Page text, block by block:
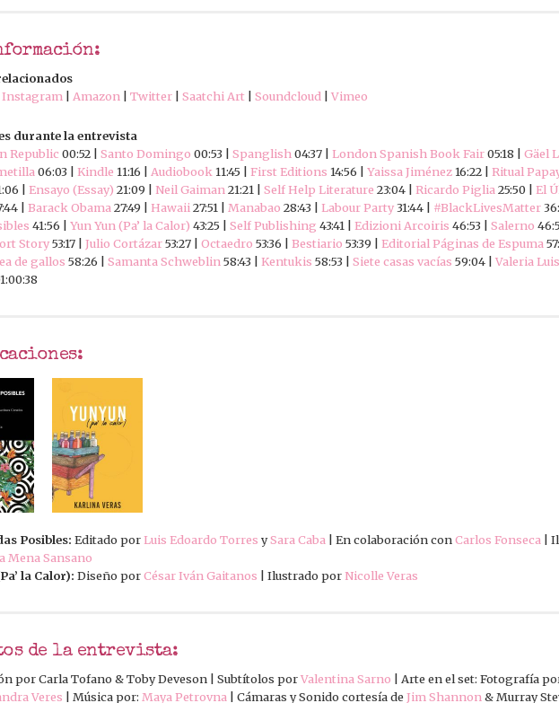
Instagram Amazon Twitter Saatchi Art Soundcloud Vimeo
durante la entrevista
Republic 00:52 | Santo Domingo 00:53 | Spanglish04:37 | London Spanish Book Fair05:18 | Gäel
06:03 | Kindle 11:16 | Audiobook 11:45 | First Editions 14:56 | Yaissa Jiménez 16:22 | Ritual
| Ensayo (Essay) 21:09 | Neil Gaiman21:21 | Self Help Literature 23:04 | Ricardo Piglia25:50 | El
| Barack Obama27:49 | Hawaii27:51 | Manabao 28:43 | Labour Party31:44 | #BlackLivesMatter
41:56 | Yun Yun (Pa’ la Calor) 43:25 | Self Publishing 43:41 | Edizioni Arcoiris 46:53 | Salerno
Story53:17 | Julio Cortázar53:27 | Octaedro 53:36 | Bestiario 53:39 | Editorial Páginas de Espuma
de gallos 58:26 | Samanta Schweblin58:43 | Kentukis 58:53 | Siete casas vacías 59:04 | Valeria
Posibles: Editado porLuis Edoardo Torres ySara Caba | En colaboración conCarlos Fonseca |
Mena Sansano
la Calor): Diseño porCésar Iván Gaitanos | Ilustrado por Nicolle Veras
de la entrevista:
por Carla Tofano & Toby Deveson | Subtítolos porValentina Sarno | Arte en el set: Fotografía
Veres | Música por: Maya Petrovna | Cámaras y Sonido cortesía de Jim Shannon& Murray